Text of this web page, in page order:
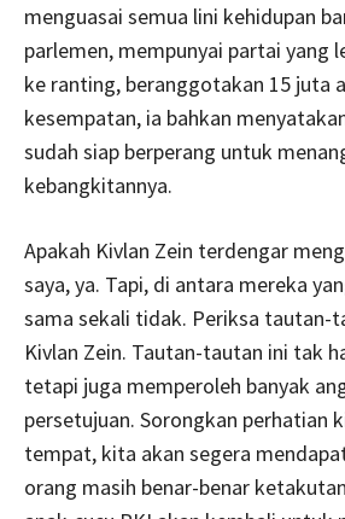
menguasai semua lini kehidupan
parlemen, mempunyai partai yang
ke ranting, beranggotakan 15 juta
kesempatan, ia bahkan
sudah siap berperang untuk
kebangkitannya.
Apakah Kivlan Zein terdengar
saya, ya. Tapi, di antara mereka
sama sekali tidak. Periksa tautan-
Kivlan Zein. Tautan-tautan ini tak
tetapi juga memperoleh banyak
persetujuan. Sorongkan perhatian
tempat, kita akan segera
orang masih benar-benar